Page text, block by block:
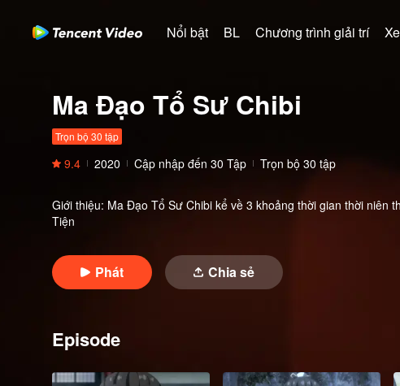
Nổi bật BL Chương trình giải trí
Ma Đạo Tổ Sư Chibi
Trọn bộ 30 tập
9.4 2020 Cập nhập đến 30 Tập Trọn bộ 30 tập
Giới thiệu: Ma Đạo Tổ Sư Chibi kể về 3 khoảng thời gian thời niên
Tiện
Phát Chia sẻ
Episode